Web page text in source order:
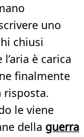
uno
chiusi
è carica
finalmente
risposta.
le viene
della guerra